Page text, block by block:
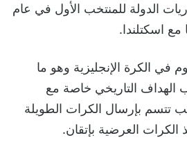
الدولة للمنتخب الأول في عام
في الكرة الإنجليزية وهو ما
التاريخي خاصة مع
تتسم بإرسال الكرات الطويلة
الكرات العرضية بإتقان.